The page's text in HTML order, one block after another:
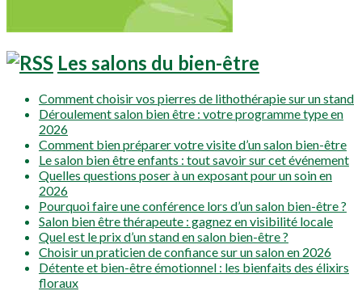
Les salons du bien-être
Comment choisir vos pierres de lithothérapie sur un stand
Déroulement salon bien être : votre programme type en
2026
Comment bien préparer votre visite d’un salon bien-être
Le salon bien être enfants : tout savoir sur cet événement
Quelles questions poser à un exposant pour un soin en
2026
Pourquoi faire une conférence lors d’un salon bien-être ?
Salon bien être thérapeute : gagnez en visibilité locale
Quel est le prix d’un stand en salon bien-être ?
Choisir un praticien de confiance sur un salon en 2026
Détente et bien-être émotionnel : les bienfaits des élixirs
floraux